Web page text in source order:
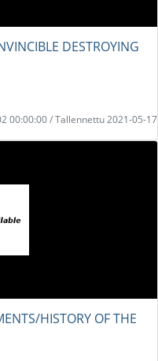
DESTROYING
00:00:00 / Tallennettu 2021-05-17
HISTORY OF THE